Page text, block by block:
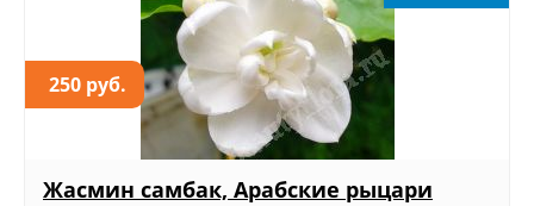
250 руб.
Жасмин самбак, Арабские рыцари